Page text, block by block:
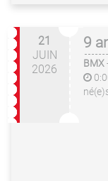
21
JUIN
2026
9
BMX